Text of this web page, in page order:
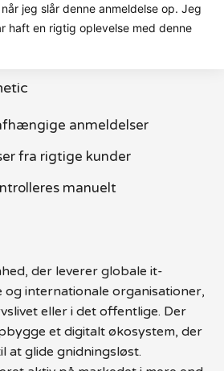
jeg slår denne anmeldelse op. Jeg
haft en rigtig oplevelse med denne
anmeldelser
fra rigtige kunder
manuelt
der leverer globale it-
og internationale organisationer,
eller i det offentlige. Der
et digitalt økosystem, der
at glide gnidningsløst.